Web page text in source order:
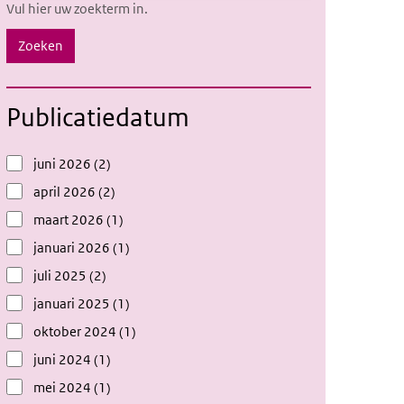
Vul hier uw zoekterm in.
Zoeken
Publicatiedatum
Het selecteren van een optie verplaatst de
juni 2026 (2)
april 2026 (2)
maart 2026 (1)
januari 2026 (1)
juli 2025 (2)
januari 2025 (1)
oktober 2024 (1)
juni 2024 (1)
mei 2024 (1)